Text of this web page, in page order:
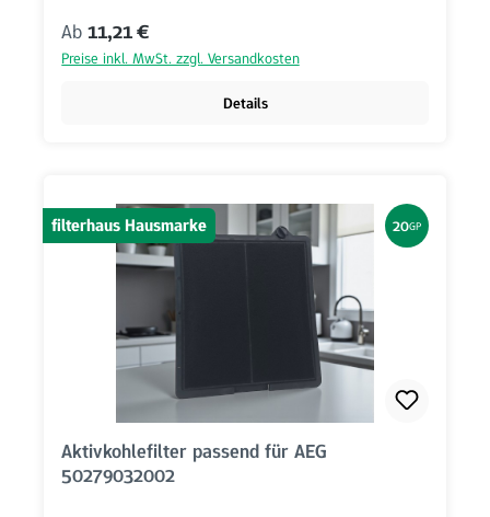
Regulärer Preis:
Ab 11,21 €
Preise inkl. MwSt. zzgl. Versandkosten
Details
filterhaus Hausmarke 20GP
Aktivkohlefilter passend für AEG
50279032002